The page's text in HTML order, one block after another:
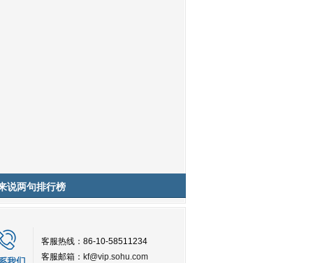
说两句排行榜
客服热线：86-10-58511234
客服邮箱： kf@vip.sohu.com